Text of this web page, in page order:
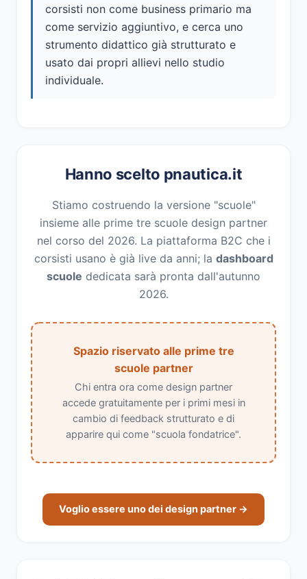
corsisti non come business primario ma
come servizio aggiuntivo, e cerca uno
strumento didattico già strutturato e
usato dai propri allievi nello studio
individuale.
Hanno scelto pnautica.it
Stiamo costruendo la versione "scuole"
insieme alle prime tre scuole design partner
nel corso del 2026. La piattaforma B2C che i
corsisti usano è già live da anni; la dashboard
scuole dedicata sarà pronta dall'autunno
2026.
Spazio riservato alle prime tre
scuole partner
Chi entra ora come design partner
accede gratuitamente per i primi mesi in
cambio di feedback strutturato e di
apparire qui come "scuola fondatrice".
Voglio essere uno dei design partner →